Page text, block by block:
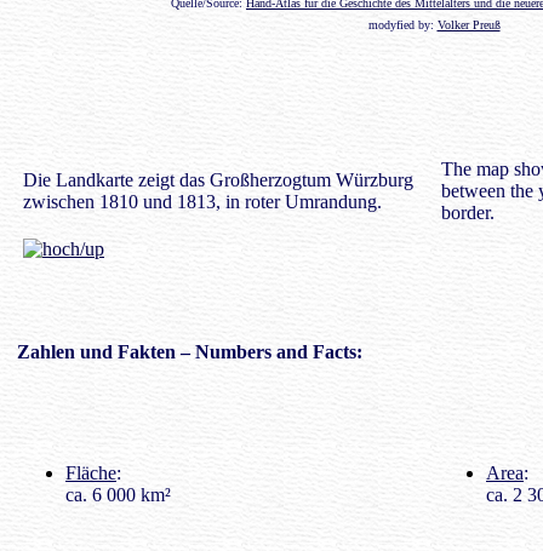
Quelle/Source: Hand-Atlas für die Geschichte des Mittelalters und die
modyfied by: Volker Preuß
Die Landkarte zeigt das Großherzogtum Würzburg
zwischen 1810 und 1813, in roter Umrandung.
The map
between the
border.
Zahlenund Fakten – Numbers and Facts:
Fläche:
ca. 6 000 km²
Area:
ca. 2